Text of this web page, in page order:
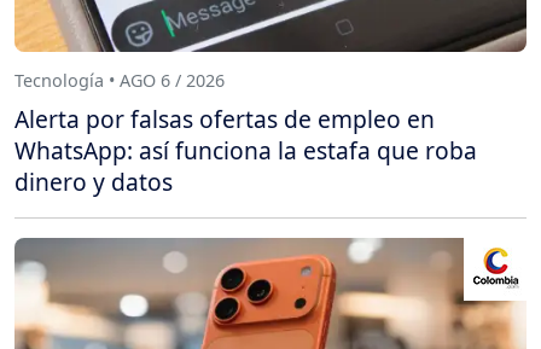
Tecnología • AGO 6 / 2026
Alerta por falsas ofertas de empleo en
WhatsApp: así funciona la estafa que roba
dinero y datos